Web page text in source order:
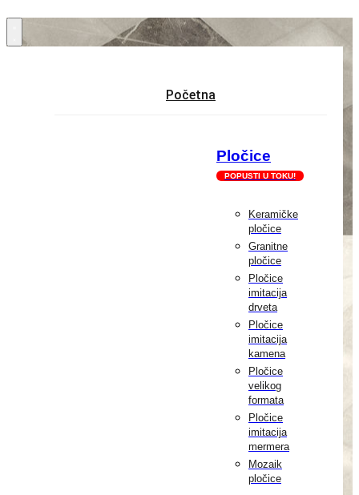
sadržaj
Početna
Pločice
POPUSTI U TOKU!
Keramičke
pločice
Granitne
pločice
Pločice
imitacija
drveta
Pločice
imitacija
kamena
Pločice
velikog
formata
Pločice
imitacija
mermera
Mozaik
pločice